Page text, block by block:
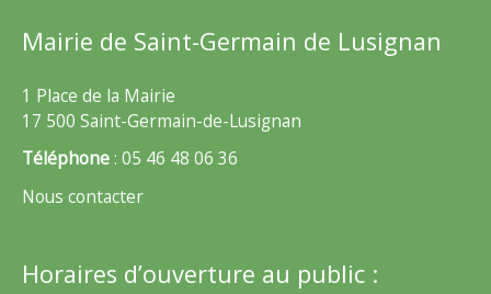
Mairie de Saint-Germain de Lusignan
1 Place de la Mairie
17 500 Saint-Germain-de-Lusignan
Téléphone: 05 46 48 06 36
Nous contacter
Horaires d’ouverture au public :